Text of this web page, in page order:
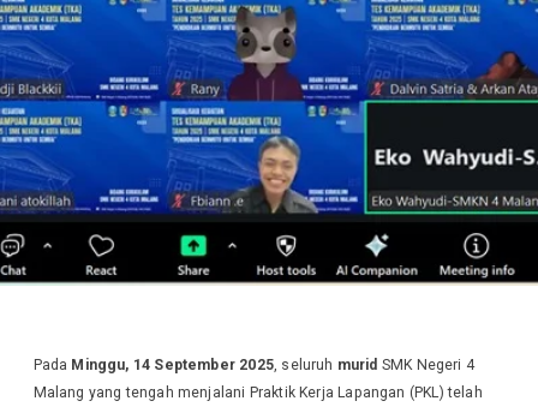
Pada Minggu, 14 September 2025, seluruh murid SMK Negeri 4
Malang yang tengah menjalani Praktik Kerja Lapangan (PKL) telah